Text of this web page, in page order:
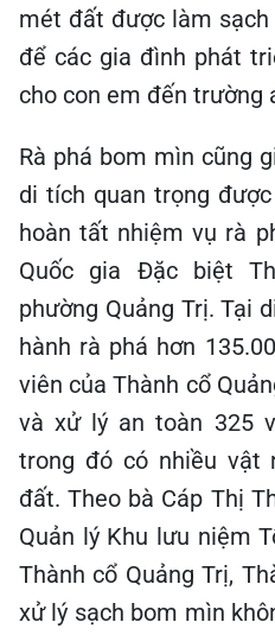
mét đất được làm
để các gia đình phát
cho con em đến trường
Rà phá bom mìn cũng
di tích quan trọng
hoàn tất nhiệm vụ rà
Quốc gia Đặc biệt
phường Quảng Trị. Tại
hành rà phá hơn
viên của Thành cổ
và xử lý an toàn 325
trong đó có nhiều vật
đất. Theo bà Cáp Thị
Quản lý Khu lưu niệm
Thành cổ Quảng Trị,
xử lý sạch bom mìn